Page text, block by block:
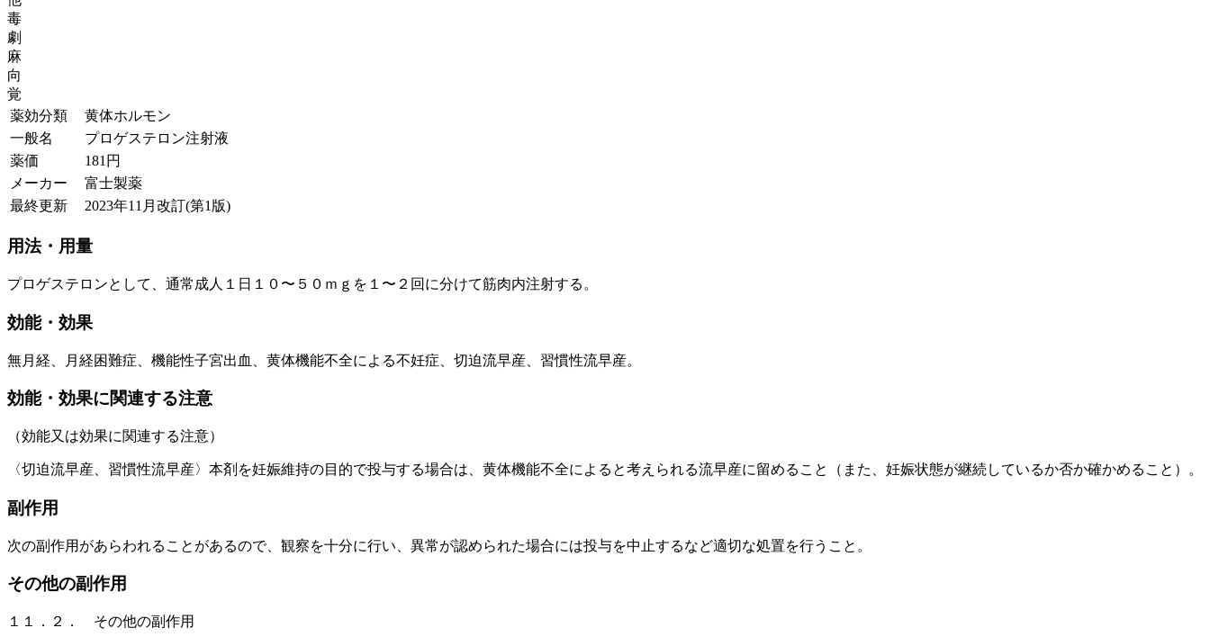
毒
劇
麻
向
覚
薬効分類
黄体ホルモン
一般名
プロゲステロン注射液
薬価
181 円
メーカー
富士製薬
最終更新
2023年11月改訂(第1版)
用法・用量
プロゲステロンとして、通常成人１日１０〜５０ｍｇを１〜２回に分けて筋肉内注射する。
効能・効果
無月経、月経困難症、機能性子宮出血、黄体機能不全による不妊症、切迫流早産、習慣性流早産。
効能・効果に関連する注意
（効能又は効果に関連する注意）
〈切迫流早産、習慣性流早産〉本剤を妊娠維持の目的で投与する場合は、黄体機能不全によると考えられる流早産に留めること（また、妊娠状態が継続しているか否か確かめること）。
副作用
次の副作用があらわれることがあるので、観察を十分に行い、異常が認められた場合には投与を中止するなど適切な処置を行うこと。
その他の副作用
１１．２． その他の副作用